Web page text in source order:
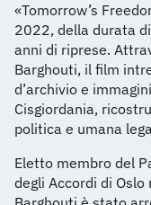
«Tomorrow’s
2022, della durata
anni di riprese.
Barghouti, il film
d’archivio e
Cisgiordania,
politica e umana
Eletto membro del
degli Accordi di